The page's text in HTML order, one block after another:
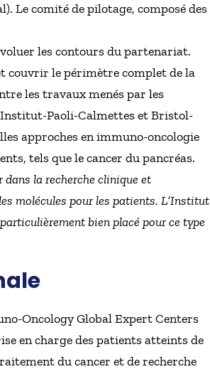
Le comité de pilotage, composé des
les contours du partenariat.
couvrir le périmètre complet de la
les travaux menés par les
Paoli-Calmettes et Bristol-
approches en immuno-oncologie
tels que le cancer du pancréas.
la recherche clinique et
molécules pour les patients. L’Institut
bien placé pour ce type
Oncology Global Expert Centers
en charge des patients atteints de
du cancer et de recherche